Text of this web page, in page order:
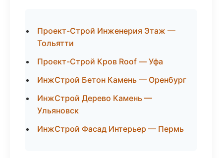
Проект-Строй Инженерия Этаж —
Тольятти
Проект-Строй Кров Roof — Уфа
ИнжСтрой Бетон Камень — Оренбург
ИнжСтрой Дерево Камень —
Ульяновск
ИнжСтрой Фасад Интерьер — Пермь